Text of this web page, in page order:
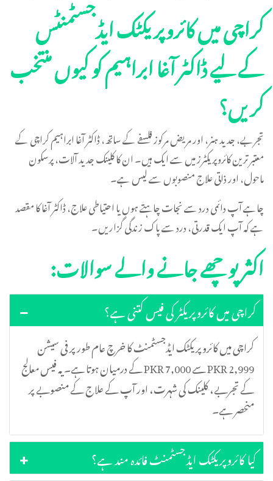
کراچی میں کائروپریکٹک ایڈجسٹمنٹس
کے لیے ڈاکٹر آغا ابراہیم کو کیوں منتخب
کریں؟
تجربے، جدید ہنر، اور مریض مرکوز فلسفے کے ساتھ، ڈاکٹر آغا ابراہیم کراچی کے
معتبر ترین کائروپریکٹرز میں سے ایک ہیں۔ ان کا کلینک جدید آلات، پرسکون
ماحول، اور ذاتی علاج منصوبوں سے لیس ہے۔
چاہے آپ دائمی درد سے نجات چاہتے ہوں یا احتیاطی علاج، ڈاکٹر آغا کا مقصد
ہے کہ آپ ایک قدرتی، درد سے پاک زندگی گزاریں۔
اکثر پوچھے جانے والے سوالات:
کراچی میں کائروپریکٹر کی فیس کتنی ہے؟
کراچی میں کائروپریکٹک ایڈجسٹمنٹ کا خرچ عام طور پر فی سیشن
PKR 2,999 سے PKR 7,000 کے درمیان ہوتا ہے۔ یہ فیس معالج
کے تجربے، کلینک کی شہرت، اور آپ کے علاج کے منصوبے پر
منحصر ہے۔
کیا کائروپریکٹک ایڈجسٹمنٹ فائدہ مند ہے؟